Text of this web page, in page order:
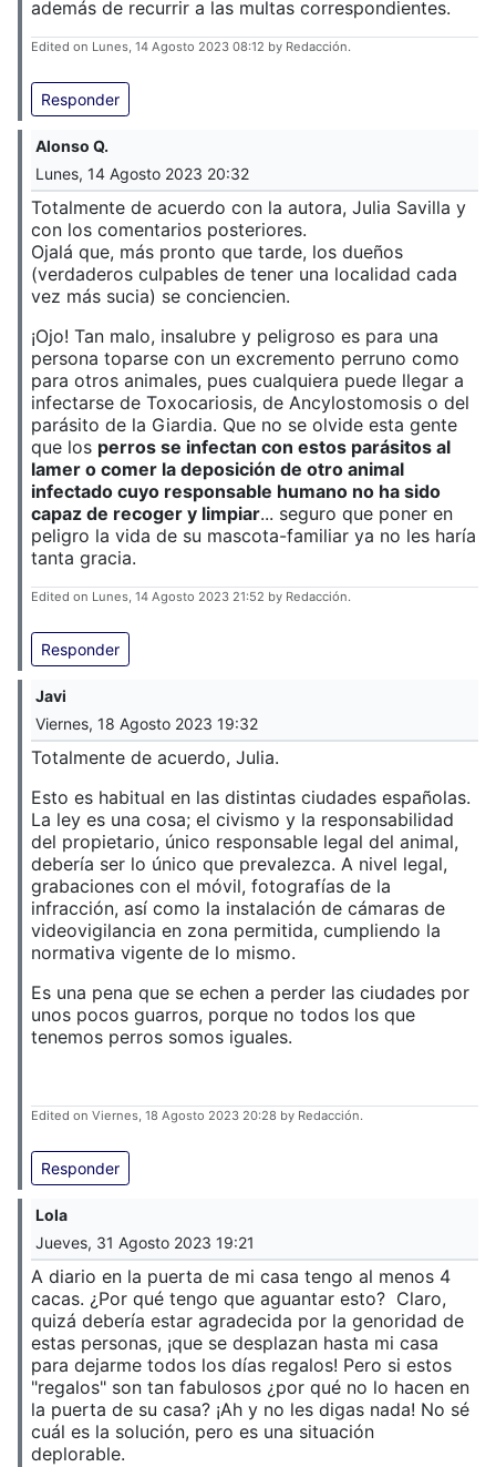
además de recurrir a las multas correspondientes.
Edited on Lunes, 14 Agosto 2023 08:12 by Redacción.
Responder
Alonso Q.
Lunes, 14 Agosto 2023 20:32
Totalmente de acuerdo con la autora, Julia Savilla y
con los comentarios posteriores.
Ojalá que, más pronto que tarde, los dueños
(verdaderos culpables de tener una localidad cada
vez más sucia) se conciencien.
¡Ojo! Tan malo, insalubre y peligroso es para una
persona toparse con un excremento perruno como
para otros animales, pues cualquiera puede llegar a
infectarse de Toxocariosis, de Ancylostomosis o del
parásito de la Giardia. Que no se olvide esta gente
que los perros se infectan con estos parásitos al
lamer o comer la deposición de otro animal
infectado cuyo responsable humano no ha sido
capaz de recoger y limpiar... seguro que poner en
peligro la vida de su mascota-familiar ya no les haría
tanta gracia.
Edited on Lunes, 14 Agosto 2023 21:52 by Redacción.
Responder
Javi
Viernes, 18 Agosto 2023 19:32
Totalmente de acuerdo, Julia.
Esto es habitual en las distintas ciudades españolas.
La ley es una cosa; el civismo y la responsabilidad
del propietario, único responsable legal del animal,
debería ser lo único que prevalezca. A nivel legal,
grabaciones con el móvil, fotografías de la
infracción, así como la instalación de cámaras de
videovigilancia en zona permitida, cumpliendo la
normativa vigente de lo mismo.
Es una pena que se echen a perder las ciudades por
unos pocos guarros, porque no todos los que
tenemos perros somos iguales.
Edited on Viernes, 18 Agosto 2023 20:28 by Redacción.
Responder
Lola
Jueves, 31 Agosto 2023 19:21
A diario en la puerta de mi casa tengo al menos 4
cacas. ¿Por qué tengo que aguantar esto? Claro,
quizá debería estar agradecida por la genoridad de
estas personas, ¡que se desplazan hasta mi casa
para dejarme todos los días regalos! Pero si estos
"regalos" son tan fabulosos ¿por qué no lo hacen en
la puerta de su casa? ¡Ah y no les digas nada! No sé
cuál es la solución, pero es una situación
deplorable.